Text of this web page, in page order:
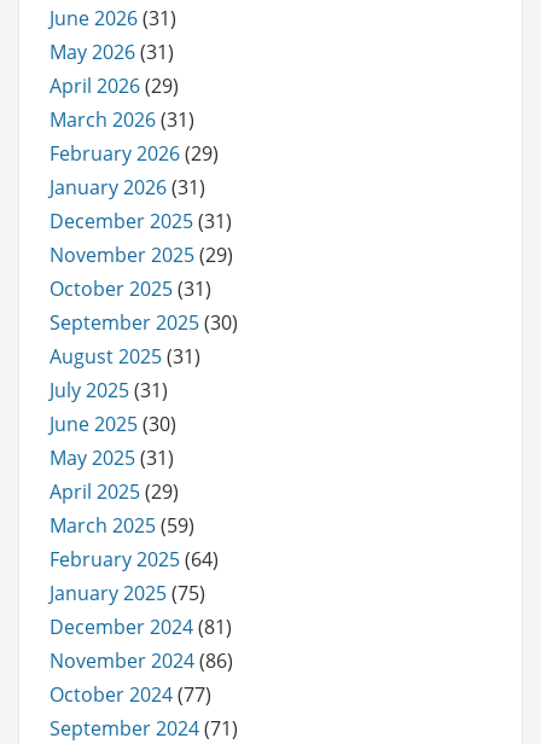
June 2026(31)
May 2026(31)
April 2026(29)
March 2026(31)
February 2026(29)
January 2026(31)
December 2025(31)
November 2025(29)
October 2025(31)
September 2025(30)
August 2025(31)
July 2025(31)
June 2025(30)
May 2025(31)
April 2025(29)
March 2025(59)
February 2025(64)
January 2025(75)
December 2024(81)
November 2024(86)
October 2024(77)
September 2024(71)